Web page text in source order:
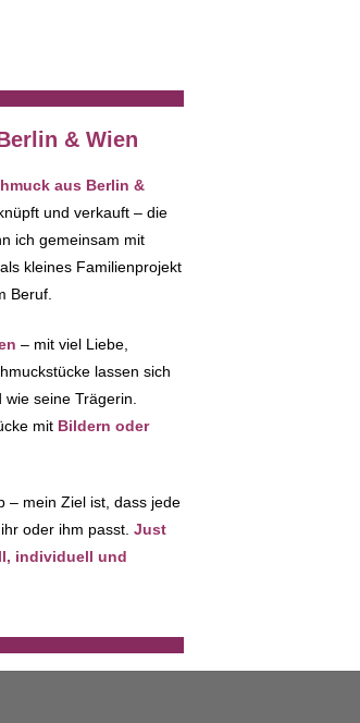
& Wien
aus Berlin &
und verkauft – die
ich gemeinsam mit
kleines Familienprojekt
Beruf.
– mit viel Liebe,
lassen sich
seine Trägerin.
mit Bildern oder
– mein Ziel ist, dass jede
oder ihm passt. Just
individuell und